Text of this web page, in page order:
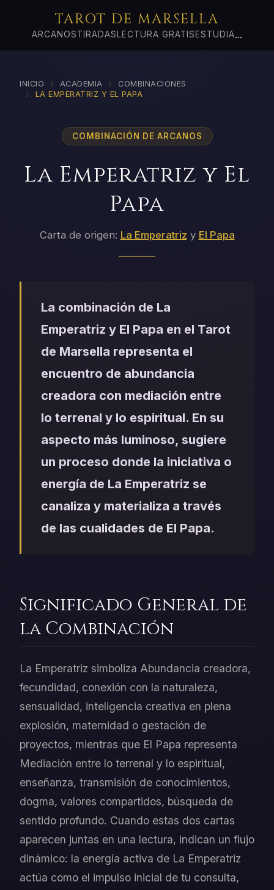
TAROT DE MARSELLA
ARCANOSTIRADAS LECTURA GRATIS ESTUDIA...
INICIO › ACADEMIA › COMBINACIONES
› LA EMPERATRIZ Y EL PAPA
COMBINACIÓN DE ARCANOS
La Emperatriz y El
Papa
Carta de origen: La Emperatriz y El Papa
La combinación de La
Emperatriz y El Papa en el Tarot
de Marsella representa el
encuentro de abundancia
creadora con mediación entre
lo terrenal y lo espiritual. En su
aspecto más luminoso, sugiere
un proceso donde la iniciativa o
energía de La Emperatriz se
canaliza y materializa a través
de las cualidades de El Papa.
Significado General de
la Combinación
La Emperatriz simboliza Abundancia creadora,
fecundidad, conexión con la naturaleza,
sensualidad, inteligencia creativa en plena
explosión, maternidad o gestación de
proyectos, mientras que El Papa representa
Mediación entre lo terrenal y lo espiritual,
enseñanza, transmisión de conocimientos,
dogma, valores compartidos, búsqueda de
sentido profundo. Cuando estas dos cartas
aparecen juntas en una lectura, indican un flujo
dinámico: la energía activa de La Emperatriz
actúa como el impulso inicial de tu consulta,